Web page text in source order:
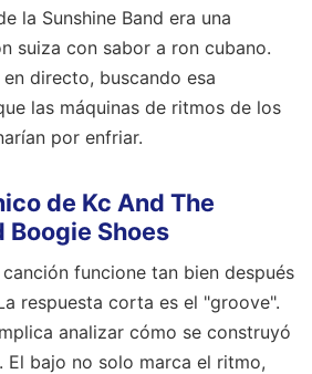
la Sunshine Band era una
suiza con sabor a ron cubano.
directo, buscando esa
las máquinas de ritmos de los
por enfriar.
de Kc And The
Boogie Shoes
funcione tan bien después
respuesta corta es el "groove".
analizar cómo se construyó
El bajo no solo marca el ritmo,